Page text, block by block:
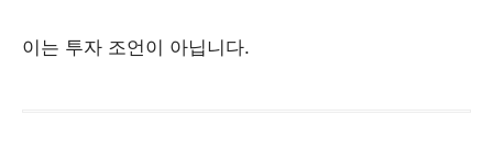
이는 투자 조언이 아닙니다.